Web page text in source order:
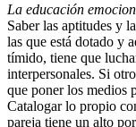
La educación
Saber las aptitudes y
las que está dotado y
tímido, tiene que
interpersonales. Si
que poner los medios
Catalogar lo propio
pareja tiene un alto